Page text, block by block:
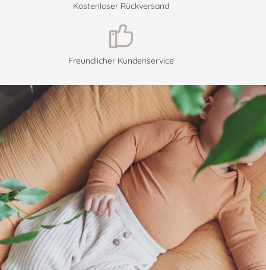
Kostenloser Rückversand
Freundlicher Kundenservice